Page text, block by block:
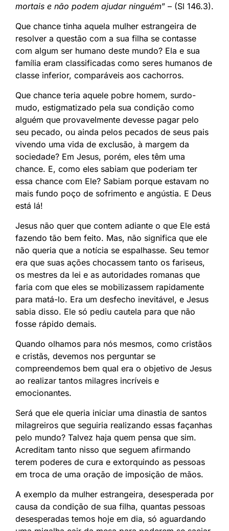
mortais e não podem ajudar ninguém” – (Sl 146.3).
Que chance tinha aquela mulher estrangeira de
resolver a questão com a sua filha se contasse
com algum ser humano deste mundo? Ela e sua
família eram classificadas como seres humanos de
classe inferior, comparáveis aos cachorros.
Que chance teria aquele pobre homem, surdo-
mudo, estigmatizado pela sua condição como
alguém que provavelmente devesse pagar pelo
seu pecado, ou ainda pelos pecados de seus pais
vivendo uma vida de exclusão, à margem da
sociedade? Em Jesus, porém, eles têm uma
chance. E, como eles sabiam que poderiam ter
essa chance com Ele? Sabiam porque estavam no
mais fundo poço de sofrimento e angústia. E Deus
está lá!
Jesus não quer que contem adiante o que Ele está
fazendo tão bem feito. Mas, não significa que ele
não queria que a notícia se espalhasse. Seu temor
era que suas ações chocassem tanto os fariseus,
os mestres da lei e as autoridades romanas que
faria com que eles se mobilizassem rapidamente
para matá-lo. Era um desfecho inevitável, e Jesus
sabia disso. Ele só pediu cautela para que não
fosse rápido demais.
Quando olhamos para nós mesmos, como cristãos
e cristãs, devemos nos perguntar se
compreendemos bem qual era o objetivo de Jesus
ao realizar tantos milagres incríveis e
emocionantes.
Será que ele queria iniciar uma dinastia de santos
milagreiros que seguiria realizando essas façanhas
pelo mundo? Talvez haja quem pensa que sim.
Acreditam tanto nisso que seguem afirmando
terem poderes de cura e extorquindo as pessoas
em troca de uma oração de imposição de mãos.
A exemplo da mulher estrangeira, desesperada por
causa da condição de sua filha, quantas pessoas
desesperadas temos hoje em dia, só aguardando